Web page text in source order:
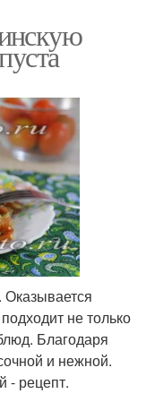
не только
Благодаря
и нежной.
- рецепт.